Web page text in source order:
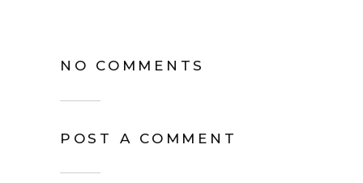
NO COMMENTS
POST A COMMENT